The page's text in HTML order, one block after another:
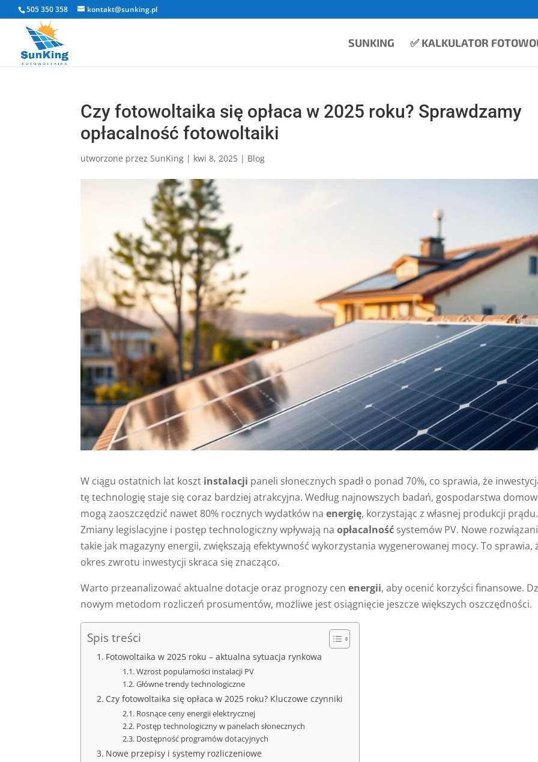
505 350 358 kontakt@sunking.pl
SUNKING ✅ KALKULATOR
Czy fotowoltaika się opłaca w 2025 roku? Sprawdzamy
opłacalność fotowoltaiki
utworzone przezSunKing | kwi 8, 2025 | Blog
W ciągu ostatnich lat koszt instalacji paneli słonecznych spadł o ponad 70%, co sprawia, że
tę technologię staje się coraz bardziej atrakcyjna. Według najnowszych badań, gospodarstwa
mogą zaoszczędzić nawet 80% rocznych wydatków naenergię, korzystając z własnej produkcji prądu.
Zmiany legislacyjne i postęp technologiczny wpływają naopłacalność systemów PV. Nowe
takie jak magazyny energii, zwiększają efektywność wykorzystania wygenerowanej mocy. To sprawia,
okres zwrotu inwestycji skraca się znacząco.
Warto przeanalizować aktualne dotacje oraz prognozy cenenergii, aby ocenić korzyści finansowe.
nowym metodom rozliczeń prosumentów, możliwe jest osiągnięcie jeszcze większych oszczędności.
Spis treści
Fotowoltaika w 2025 roku – aktualna sytuacja rynkowa
Wzrost popularności instalacji PV
Główne trendy technologiczne
Czy fotowoltaika się opłaca w 2025 roku? Kluczowe czynniki
Rosnące ceny energii elektrycznej
Postęp technologiczny w panelach słonecznych
Dostępność programów dotacyjnych
Nowe przepisy i systemy rozliczeniowe